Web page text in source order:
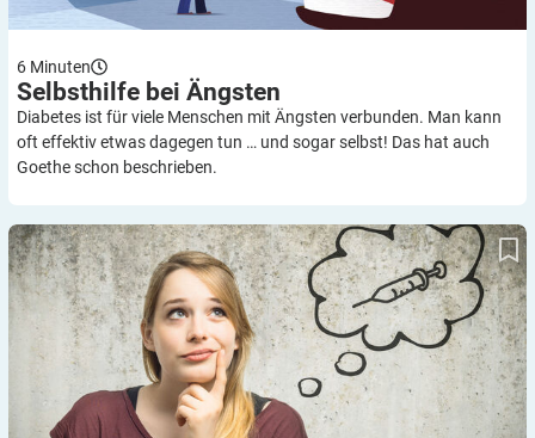
6 Minuten
Selbsthilfe bei Ängsten
Diabetes ist für viele Menschen mit Ängsten verbunden. Man kann
oft effektiv etwas dagegen tun … und sogar selbst! Das hat auch
Goethe schon beschrieben.
Selbst-Check: Leiden Sie an Ängsten?